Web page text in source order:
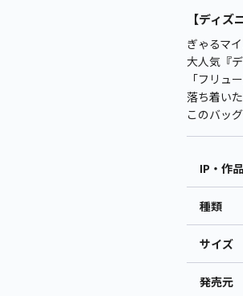
【ディ
ぎゃるマ
大人気『
「フリュ
落ち着い
このバッ
IP・作
種類
サイズ
発売元